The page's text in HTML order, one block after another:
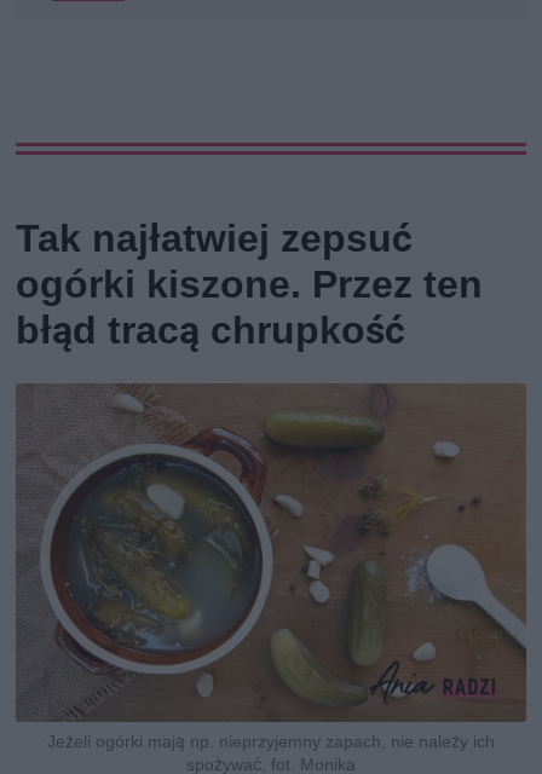
Tak najłatwiej zepsuć
ogórki kiszone. Przez ten
błąd tracą chrupkość
Jeżeli ogórki mają np. nieprzyjemny zapach, nie należy ich
spożywać, fot. Monika